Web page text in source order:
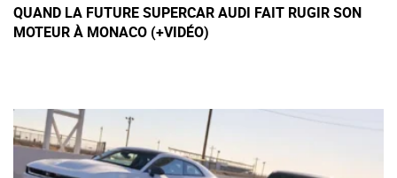
QUAND LA FUTURE SUPERCAR AUDI FAIT RUGIR SON
MOTEUR À MONACO (+VIDÉO)